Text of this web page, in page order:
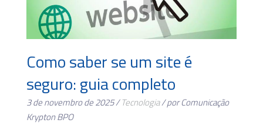
Como saber se um site é
seguro: guia completo
3 de novembro de 2025 /Tecnologia/ por Comunicação
Krypton BPO